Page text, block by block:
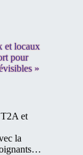
et locaux
pour
»
T2A et
la